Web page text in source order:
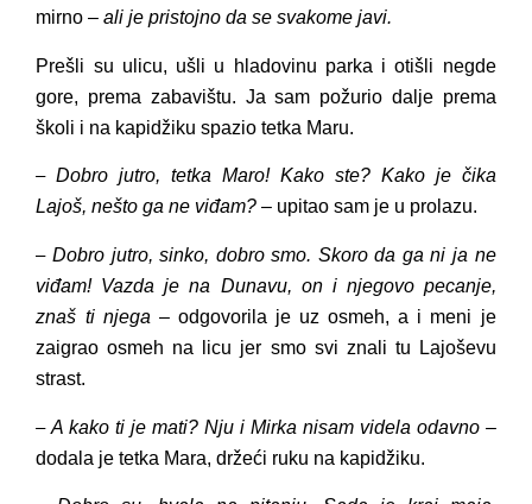
mirno –ali je pristojno da se svakome javi.
Prešli su ulicu, ušli u hladovinu parka i otišli negde
gore, prema zabavištu. Ja sam požurio dalje prema
školi i na kapidžiku spazio tetka Maru.
–Dobro jutro, tetka Maro! Kako ste? Kako je čika
Lajoš, nešto ga ne viđam? – upitao sam je u prolazu.
–Dobro jutro, sinko, dobro smo. Skoro da ga ni ja ne
viđam! Vazda je na Dunavu, on i njegovo pecanje,
znaš ti njega – odgovorila je uz osmeh, a i meni je
zaigrao osmeh na licu jer smo svi znali tu Lajoševu
strast.
–A kako ti je mati? Nju i Mirka nisam videla odavno–
dodala je tetka Mara, držeći ruku na kapidžiku.